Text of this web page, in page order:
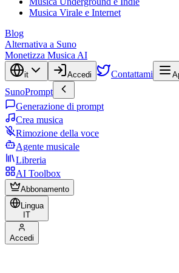
Musica Virale e Internet
Blog
Alternativa a Suno
Monetizza Musica AI
it Accedi Contattami
SunoPrompt
Generazione di prompt
Crea musica
Rimozione della voce
Agente musicale
Libreria
AI Toolbox
Abbonamento
Lingua
IT
Accedi